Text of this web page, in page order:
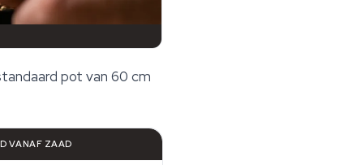
pot van 60 cm
VANAF ZAAD